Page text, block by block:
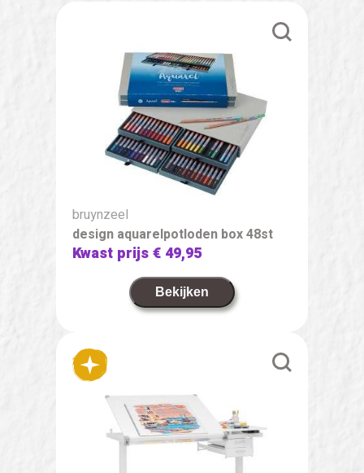
bruynzeel
design aquarelpotloden box 48st
Kwast prijs€ 49,95
Bekijken